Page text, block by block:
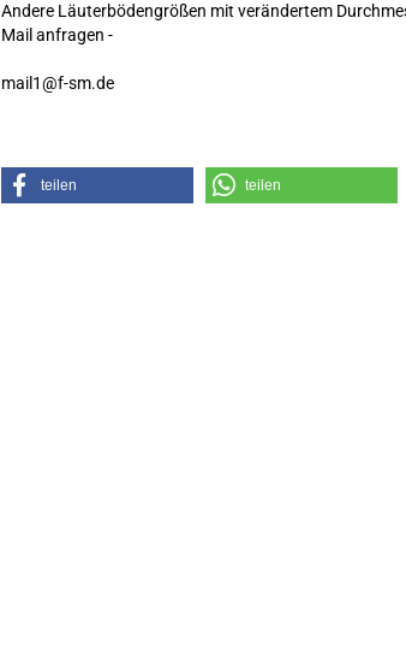
Andere Läuterbödengrößen mit verändertem
Mail anfragen -
mail1@f-sm.de
teilen teilen